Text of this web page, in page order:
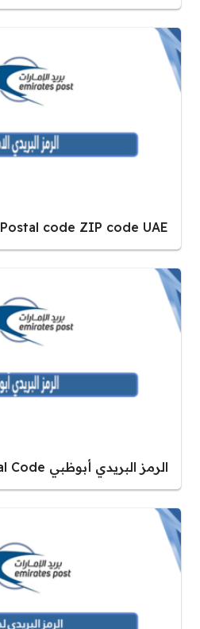
Postal code ZIP code UAE الرمز البريدي الامارات
الرمز البريدي أبوظبي Abu Dhabi Postal Code